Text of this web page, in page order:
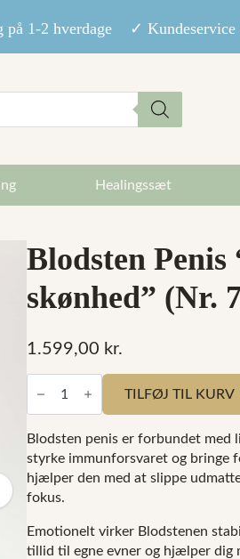
2 hverdage ✓ Kundeservice
Healingssæt
Blodsten
skønhed” (Nr.
1.599,00 kr.
Blodsten
Penis
varm
skønhed"
(Nr.
732)
antal
TILFØJ TIL KURV
Blodsten penis er forbundet med
styrke immunforsvaret og bringe
hjælper den med at slippe
fokus.
Emotionelt virker Blodstenen
tillid til egne evner og hjælper dig